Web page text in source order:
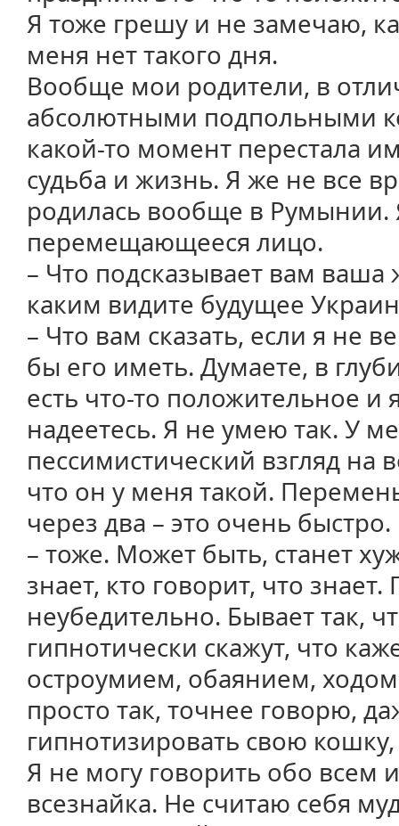
Я тоже грешу и не замечаю,
меня нет такого дня.
Вообще мои родители, в
абсолютными подпольными
какой-то момент перестала
судьба и жизнь. Я же не все
родилась вообще в Румынии.
перемещающееся лицо.
– Что подсказывает вам ваша
каким видите будущее
– Что вам сказать, если я не
бы его иметь. Думаете, в
есть что-то положительное и
надеетесь. Я не умею так. У
пессимистический взгляд
что он у меня такой.
через два – это очень
– тоже. Может быть, станет
знает, кто говорит, что
неубедительно. Бывает так,
гипнотически скажут, что
остроумием, обаянием,
просто так, точнее говорю,
гипнотизировать свою
Я не могу говорить обо всем
всезнайка. Не считаю себя